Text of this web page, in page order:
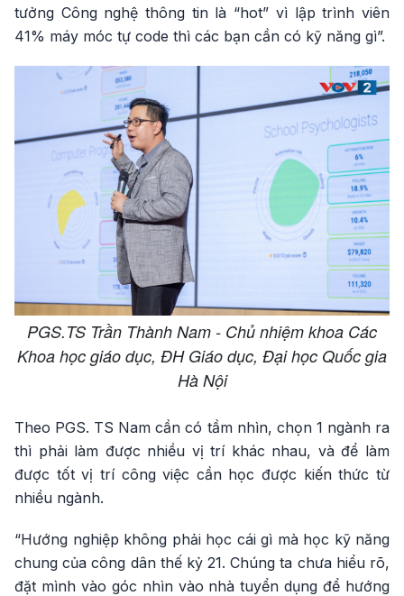
tưởng Công nghệ thông tin là “hot” vì lập trình viên
41% máy móc tự code thì các bạn cần có kỹ năng gì”.
PGS.TS Trần Thành Nam - Chủ nhiệm khoa Các
Khoa học giáo dục, ĐH Giáo dục, Đại học Quốc gia
Hà Nội
Theo PGS. TS Nam cần có tầm nhìn, chọn 1 ngành ra
thì phải làm được nhiều vị trí khác nhau, và để làm
được tốt vị trí công việc cần học được kiến thức từ
nhiều ngành.
“Hướng nghiệp không phải học cái gì mà học kỹ năng
chung của công dân thế kỷ 21. Chúng ta chưa hiểu rõ,
đặt mình vào góc nhìn vào nhà tuyển dụng để hướng